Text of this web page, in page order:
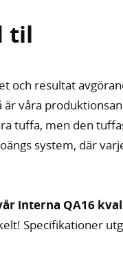
til
och resultat
våra
tuffa, men den
system, där
interna QA16
Specifikationer